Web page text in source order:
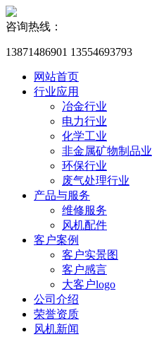
咨询热线：
13871486901 13554693793
网站首页
行业应用
冶金行业
电力行业
化学工业
非金属矿物制品业
环保行业
废气处理行业
产品与服务
维修服务
风机配件
客户案例
客户实景图
客户感言
大客户logo
公司介绍
荣誉资质
风机新闻